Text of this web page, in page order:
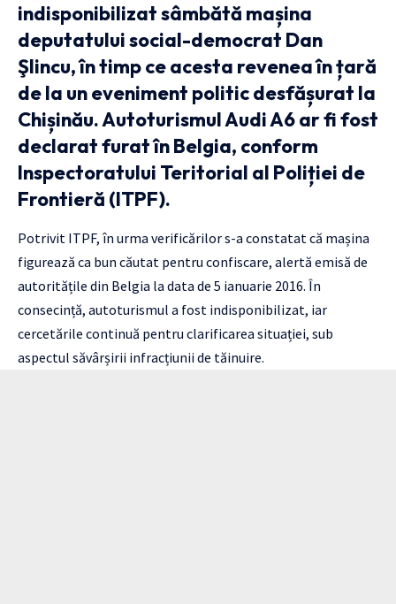
indisponibilizat sâmbătă mașina
deputatului social-democrat Dan
Şlincu, în timp ce acesta revenea în țară
de la un eveniment politic desfășurat la
Chișinău. Autoturismul Audi A6 ar fi fost
declarat furat în Belgia, conform
Inspectoratului Teritorial al Poliției de
Frontieră (ITPF).
Potrivit ITPF, în urma verificărilor s-a constatat că mașina
figurează ca bun căutat pentru confiscare, alertă emisă de
autoritățile din Belgia la data de 5 ianuarie 2016. În
consecință, autoturismul a fost indisponibilizat, iar
cercetările continuă pentru clarificarea situației, sub
aspectul săvârșirii infracțiunii de tăinuire.